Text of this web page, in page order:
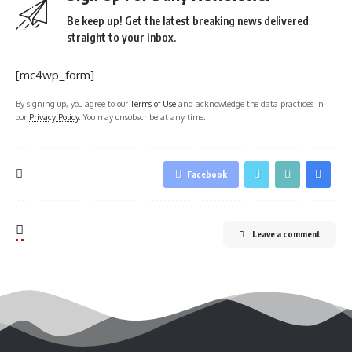
Be keep up! Get the latest breaking news delivered
straight to your inbox.
[mc4wp_form]
By signing up, you agree to ourTerms of Use and acknowledge the data practices in
our Privacy Policy. You may unsubscribe at any time.
Facebook
Leave a comment